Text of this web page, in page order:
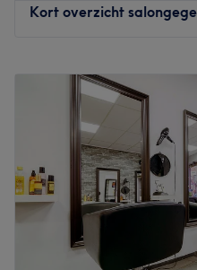
Kort overzicht
Dinsdag
Woensdag
Donderdag
Vrijdag
Zaterdag
Zondag
Klifrakplantsoen in
Hairstyling.
Hier ben je